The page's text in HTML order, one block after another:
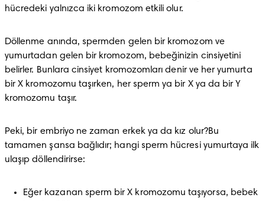
hücredeki yalnızca iki kromozom etkili olur.
Döllenme anında, spermden gelen bir kromozom ve
yumurtadan gelen bir kromozom, bebeğinizin cinsiyetini
belirler. Bunlara cinsiyet kromozomları denir ve her yumurta
bir X kromozomu taşırken, her sperm ya bir X ya da bir Y
kromozomu taşır.
Peki, bir embriyo ne zaman erkek ya da kız olur?Bu
tamamen şansa bağlıdır; hangi sperm hücresi yumurtaya ilk
ulaşıp döllendirirse:
Eğer kazanan sperm bir X kromozomu taşıyorsa, bebek